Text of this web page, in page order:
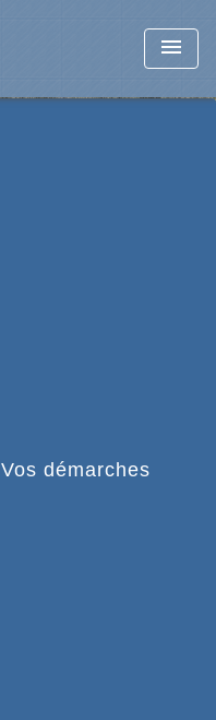
menu
Vos démarches